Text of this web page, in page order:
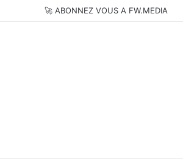
🚀 ABONNEZ VOUS A FW.MEDIA